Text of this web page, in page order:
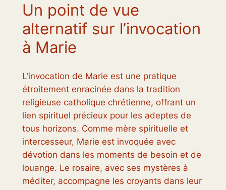
Un point de vue
alternatif sur l’invocation
à Marie
L’invocation de Marie est une pratique
étroitement enracinée dans la tradition
religieuse catholique chrétienne, offrant un
lien spirituel précieux pour les adeptes de
tous horizons. Comme mère spirituelle et
intercesseur, Marie est invoquée avec
dévotion dans les moments de besoin et de
louange. Le rosaire, avec ses mystères à
méditer, accompagne les croyants dans leur